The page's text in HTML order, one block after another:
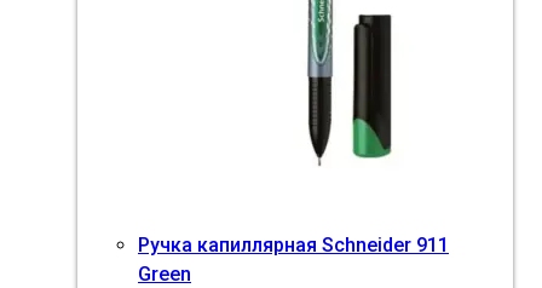
Ручка капиллярная Schneider 911
Green